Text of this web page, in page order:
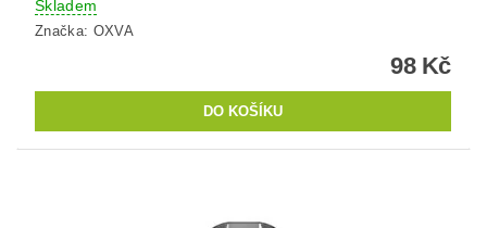
Skladem
Značka: OXVA
98 Kč